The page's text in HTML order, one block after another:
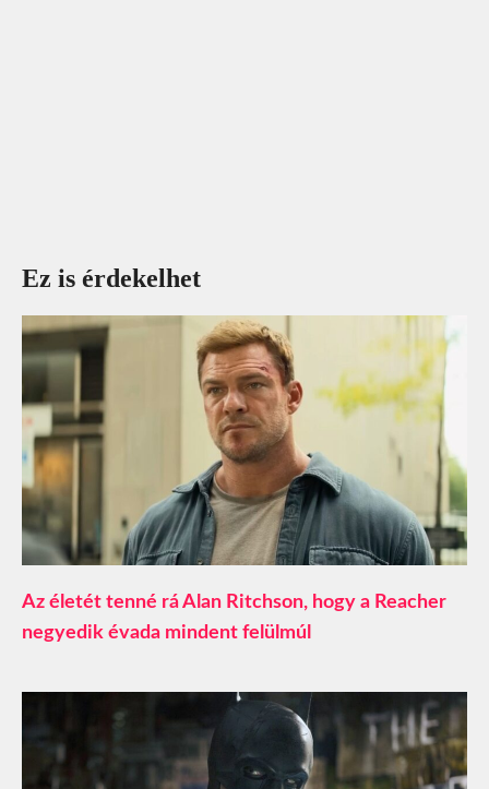
Ez is érdekelhet
Az életét tenné rá Alan Ritchson, hogy a Reacher
negyedik évada mindent felülmúl